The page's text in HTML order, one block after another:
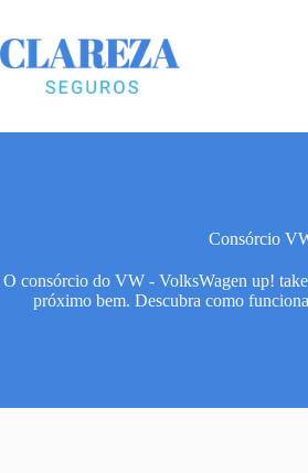
o
conteúdo
Consórcio
O consórcio do VW - VolksWagen up!
próximo bem. Descubra como